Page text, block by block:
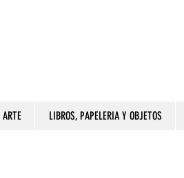
ARTE LIBROS, PAPELERIA Y OBJETOS